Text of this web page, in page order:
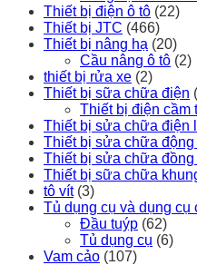
Thiết bị điện ô tô (22)
Thiết bị JTC (466)
Thiết bị nâng hạ (20)
Cầu nâng ô tô (2)
thiết bị rửa xe (2)
Thiết bị sữa chữa điện
Thiết bị điện cầm
Thiết bị sửa chữa điện
Thiết bị sửa chữa
Thiết bị sửa chữa
Thiết bị sữa chữa
tô vít (3)
Tủ dụng cụ và dụng cụ
Đầu tuýp (62)
Tủ dụng cụ (6)
Vam cảo (107)